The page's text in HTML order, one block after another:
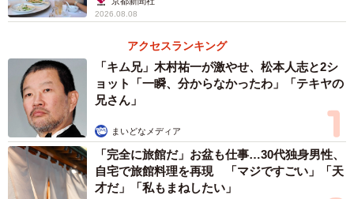
バズったことはあります。その時は初めての予約で電話リ
話をしたのですが、耳が聞こえないと名乗った時、他の店
だと『耳が聞こえないのはちょっと、、』と言われたり、
『聞こえる人と一緒ですか？』と聞かれたりすることも多
かったのですが、その店では気持ちよく『どんな対応をす
れば良いですか？』『何か気をつけることはあります
か？』と聞いてくださいました」
2026.08.08
アクセスランキング
「キム兄」木村祐一が激やせ、松本人志と2シ
ョット「一瞬、分からなかったわ」「テキヤの
兄さん」
まいどなメディア
「完全に旅館だ」お盆も仕事…30代独身男性、
自宅で旅館料理を再現 「マジですごい」「天
才だ」「私もまねしたい」